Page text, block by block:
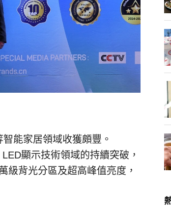
能家居領域收獲頗豐。
LED顯示技術領域的持續突破，
級背光分區及超高峰值亮度，